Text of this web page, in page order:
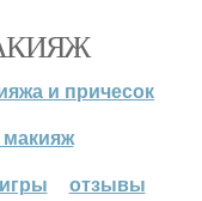
и причесок
макияж
игры отзывы